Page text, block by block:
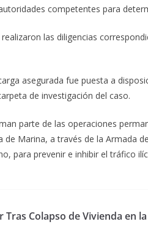
competentes para
realizaron las diligencias
asegurada fue puesta a
de investigación del caso.
parte de las operaciones
de Marina, a través de la Armada
para prevenir e inhibir el tráfico
Tras Colapso de Vivienda en la